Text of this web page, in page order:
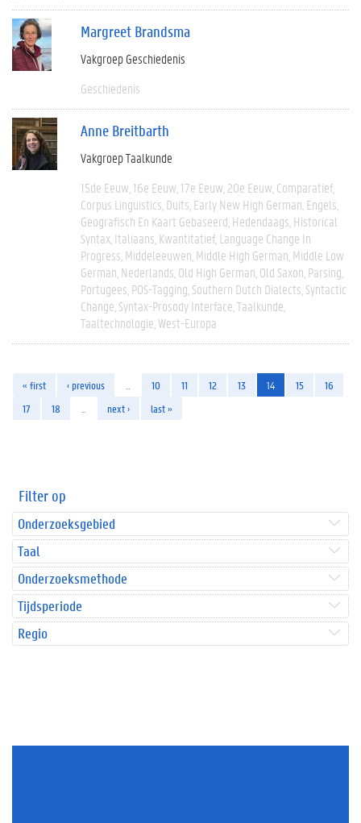
Margreet Brandsma
Vakgroep Geschiedenis
Geschiedenis
Anne Breitbarth
Vakgroep Taalkunde
15de Eeuw 16e Eeuw 17e Eeuw 20e Eeuw Comparatief
Corpus Linguistics Duits Early New High German Engels
Geografisch En Kaart Gebaseerd Hedendaags Historical
Syntax Italiaans Kwantitatief Language Change In
Progress Middeleeuwen Middle High German Middle Low
German Nederlands Old High German Old Saxon Parsing
Portugees POS-Tagging Southern Dutch Dialects Syntactic
Change Syntax-Prosody Interface Taalkunde
Taaltechnologie West-Europa
« first ‹ previous 10 11 12 13 14 15
16
17
18 next › last »
Filter op
Onderzoeksgebied
Taal
Onderzoeksmethode
Tijdsperiode
Regio